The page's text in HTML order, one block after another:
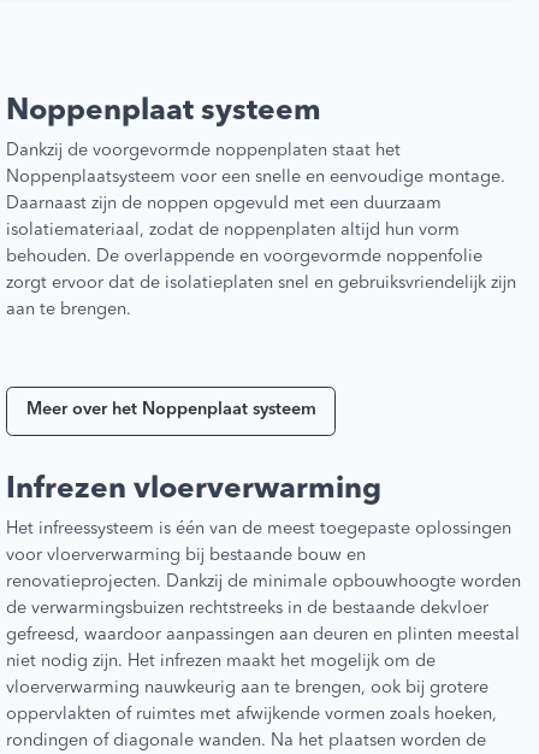
Noppenplaat systeem
Dankzij de voorgevormde noppenplaten staat het
Noppenplaatsysteem voor een snelle en eenvoudige montage.
Daarnaast zijn de noppen opgevuld met een duurzaam
isolatiemateriaal, zodat de noppenplaten altijd hun vorm
behouden. De overlappende en voorgevormde noppenfolie
zorgt ervoor dat de isolatieplaten snel en gebruiksvriendelijk zijn
aan te brengen.
Meer over het Noppenplaat systeem
Infrezen vloerverwarming
Het infreessysteem is één van de meest toegepaste oplossingen
voor vloerverwarming bij bestaande bouw en
renovatieprojecten. Dankzij de minimale opbouwhoogte worden
de verwarmingsbuizen rechtstreeks in de bestaande dekvloer
gefreesd, waardoor aanpassingen aan deuren en plinten meestal
niet nodig zijn. Het infrezen maakt het mogelijk om de
vloerverwarming nauwkeurig aan te brengen, ook bij grotere
oppervlakten of ruimtes met afwijkende vormen zoals hoeken,
rondingen of diagonale wanden. Na het plaatsen worden de